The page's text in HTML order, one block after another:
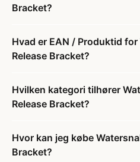
Bracket?
Hvad er EAN / Produktid
Release Bracket?
Hvilken kategori tilhører
Release Bracket?
Hvor kan jeg købe
Bracket?